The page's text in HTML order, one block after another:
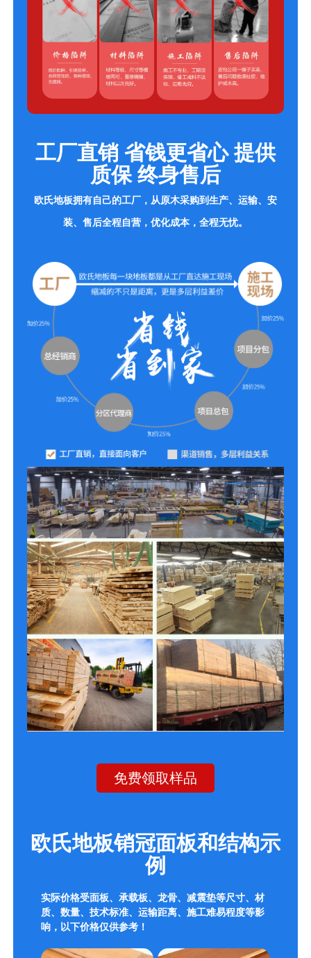
工厂直销 省钱更省心 提供
质保 终身售后
欧氏地板拥有自己的工厂，从原木采购到生产、运输、安
装、售后全程自营，优化成本，全程无忧。
免费领取样品
欧氏地板销冠面板和结构示
例
实际价格受面板、承载板、龙骨、减震垫等尺寸、材
质、数量、技术标准、运输距离、施工难易程度等影
响，以下价格仅供参考！